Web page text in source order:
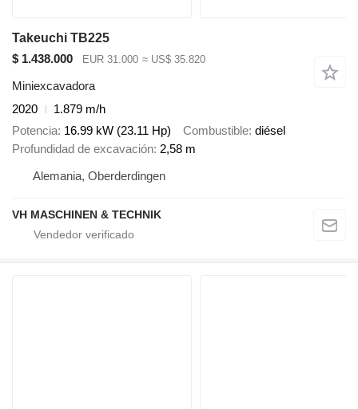
Takeuchi TB225
$ 1.438.000
EUR 31.000 ≈ US$ 35.820
Miniexcavadora
2020
1.879 m/h
Potencia 16.99 kW (23.11 Hp) Combustible diésel
Profundidad de excavación 2,58 m
Alemania, Oberderdingen
VH MASCHINEN & TECHNIK